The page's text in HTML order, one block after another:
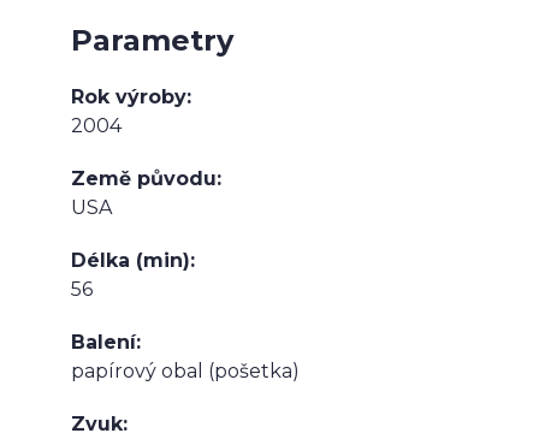
Parametry
Rok výroby
2004
Země původu
USA
Délka (min)
56
Balení
papírový obal (pošetka)
Zvuk